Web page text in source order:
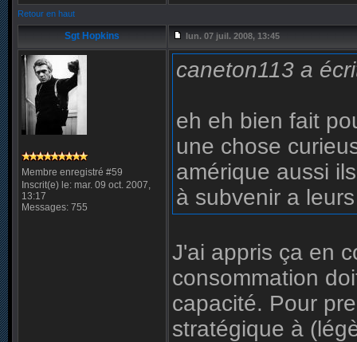
Retour en haut
Sgt Hopkins lun. 07 juil. 2008, 13:45
Membre enregistré #59
Inscrit(e) le: mar. 09 oct. 2007,
13:17
Messages: 755
caneton113 a
eh eh bien fait
une chose
amérique aussi
à subvenir a
J'ai appris ça en
consommation
capacité. Pour
stratégique à